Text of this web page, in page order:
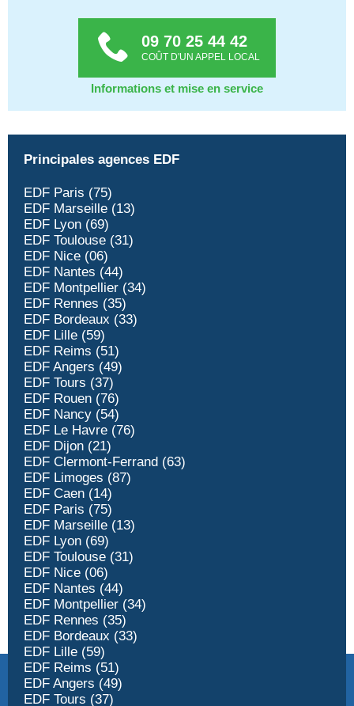
09 70 25 44 42
COÛT D'UN APPEL LOCAL
Informations et mise en service
Principales agences EDF
EDF Paris (75)
EDF Marseille (13)
EDF Lyon (69)
EDF Toulouse (31)
EDF Nice (06)
EDF Nantes (44)
EDF Montpellier (34)
EDF Rennes (35)
EDF Bordeaux (33)
EDF Lille (59)
EDF Reims (51)
EDF Angers (49)
EDF Tours (37)
EDF Rouen (76)
EDF Nancy (54)
EDF Le Havre (76)
EDF Dijon (21)
EDF Clermont-Ferrand (63)
EDF Limoges (87)
EDF Caen (14)
EDF Paris (75)
EDF Marseille (13)
EDF Lyon (69)
EDF Toulouse (31)
EDF Nice (06)
EDF Nantes (44)
EDF Montpellier (34)
EDF Rennes (35)
EDF Bordeaux (33)
EDF Lille (59)
EDF Reims (51)
EDF Angers (49)
EDF Tours (37)